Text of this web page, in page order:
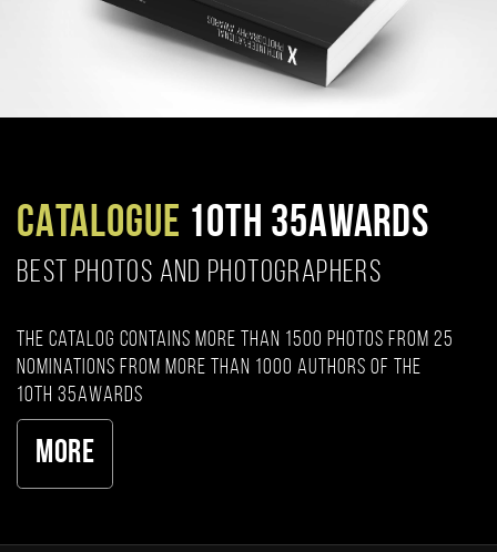
CATALOGUE 10TH 35AWARDS
BEST PHOTOS AND PHOTOGRAPHERS
The catalog contains more than 1500 photos from 25
nominations from more than 1000 authors of the
10th 35AWARDS
More